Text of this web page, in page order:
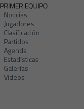
PRIMER EQUIPO
Noticias
Jugadores
Clasificación
Partidos
Agenda
Estadísticas
Galerías
Vídeos